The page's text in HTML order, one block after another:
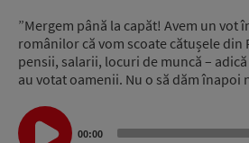
”Mergem până la capăt! Avem un vot
românilor că vom scoate cătușele din
pensii, salarii, locuri de muncă –
au votat oamenii. Nu o să dăm înapoi
Audio
Player
00:00